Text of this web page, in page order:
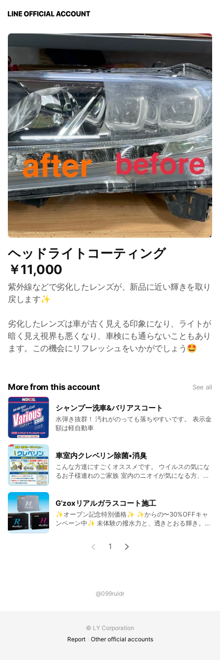
ヘッドライトコーティング
￥11,000
紫外線などで劣化したレンズが、新品に近い輝きを取り
戻します✨
劣化したレンズは車が古く見える印象になり、ライトが
暗く見え視界も悪くなり、車検にも通らないこともあり
ます。この機会にリフレッシュをいかがでしょう🤩
More from this account See all
シャンプー洗車&バリアスコート
水弾き抜群！ 汚れがのっても落ちやすいです。 表示金
額は軽自動車
車室内クレベリン除菌•消臭
こんな方達にすごくオススメです。 ウイルスの気にな
るお子様連れのご家族 室内のニオイが気になる方、喫
G’zoxリアルガラスコート施工
✨オープン記念特別価格✨ ✨からの〜30%OFFキャ
ンペーン中✨ 未体験の撥水力と、透きとおる輝き。温
最低1泊2日の預かり期間が必要です。
1
@099ruldr
© LY Corporation
Report
Other official accounts